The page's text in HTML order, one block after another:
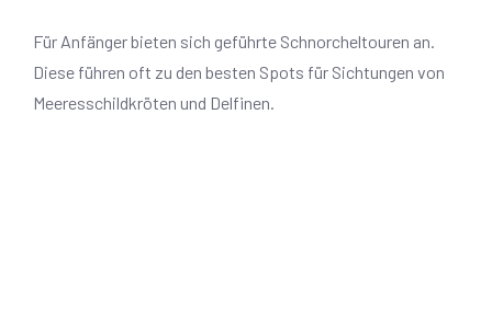
Für Anfänger bieten sich geführte Schnorcheltouren an.
Diese führen oft zu den besten Spots für Sichtungen von
Meeresschildkröten und Delfinen.